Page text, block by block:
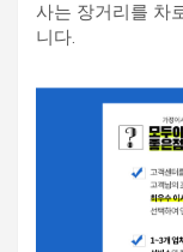
사는 장거리를 차
니다.